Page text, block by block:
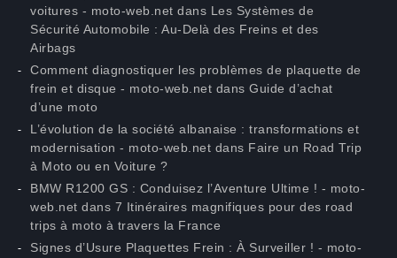
voitures - moto-web.net dans Les Systèmes de
Sécurité Automobile : Au-Delà des Freins et des
Airbags
Comment diagnostiquer les problèmes de plaquette de
frein et disque - moto-web.net dans Guide d’achat
d’une moto
L’évolution de la société albanaise : transformations et
modernisation - moto-web.net dans Faire un Road Trip
à Moto ou en Voiture ?
BMW R1200 GS : Conduisez l’Aventure Ultime ! - moto-
web.net dans 7 Itinéraires magnifiques pour des road
trips à moto à travers la France
Signes d’Usure Plaquettes Frein : À Surveiller ! - moto-